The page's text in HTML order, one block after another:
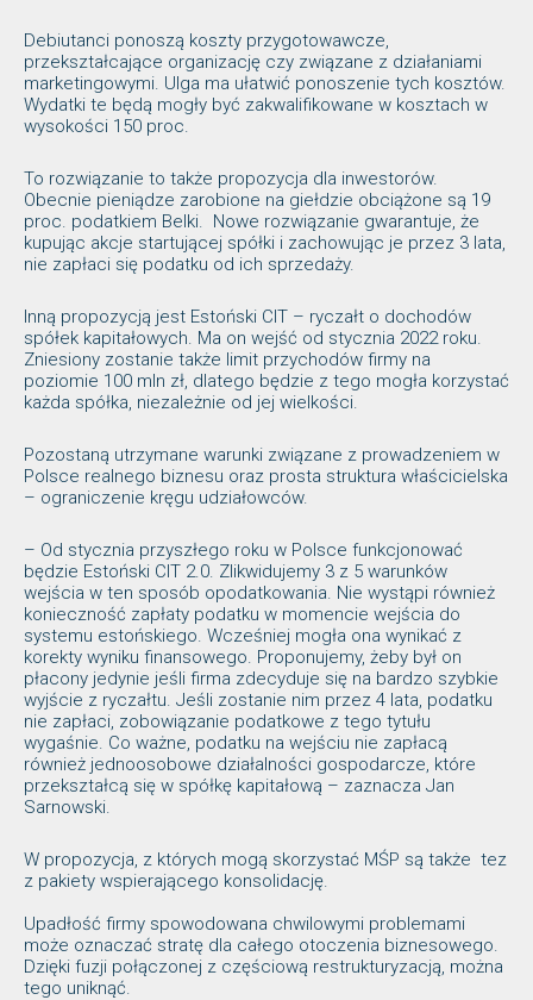
Debiutanci ponoszą koszty przygotowawcze,
przekształcające organizację czy związane z działaniami
marketingowymi. Ulga ma ułatwić ponoszenie tych kosztów.
Wydatki te będą mogły być zakwalifikowane w kosztach w
wysokości 150 proc.
To rozwiązanie to także propozycja dla inwestorów.
Obecnie pieniądze zarobione na giełdzie obciążone są 19
proc. podatkiem Belki. Nowe rozwiązanie gwarantuje, że
kupując akcje startującej spółki i zachowując je przez 3 lata,
nie zapłaci się podatku od ich sprzedaży.
Inną propozycją jest Estoński CIT – ryczałt o dochodów
spółek kapitałowych. Ma on wejść od stycznia 2022 roku.
Zniesiony zostanie także limit przychodów firmy na
poziomie 100 mln zł, dlatego będzie z tego mogła korzystać
każda spółka, niezależnie od jej wielkości.
Pozostaną utrzymane warunki związane z prowadzeniem w
Polsce realnego biznesu oraz prosta struktura właścicielska
– ograniczenie kręgu udziałowców.
– Od stycznia przyszłego roku w Polsce funkcjonować
będzie Estoński CIT 2.0. Zlikwidujemy 3 z 5 warunków
wejścia w ten sposób opodatkowania. Nie wystąpi również
konieczność zapłaty podatku w momencie wejścia do
systemu estońskiego. Wcześniej mogła ona wynikać z
korekty wyniku finansowego. Proponujemy, żeby był on
płacony jedynie jeśli firma zdecyduje się na bardzo szybkie
wyjście z ryczałtu. Jeśli zostanie nim przez 4 lata, podatku
nie zapłaci, zobowiązanie podatkowe z tego tytułu
wygaśnie. Co ważne, podatku na wejściu nie zapłacą
również jednoosobowe działalności gospodarcze, które
przekształcą się w spółkę kapitałową – zaznacza Jan
Sarnowski.
W propozycja, z których mogą skorzystać MŚP są także tez
z pakiety wspierającego konsolidację.
Upadłość firmy spowodowana chwilowymi problemami
może oznaczać stratę dla całego otoczenia biznesowego.
Dzięki fuzji połączonej z częściową restrukturyzacją, można
tego uniknąć.